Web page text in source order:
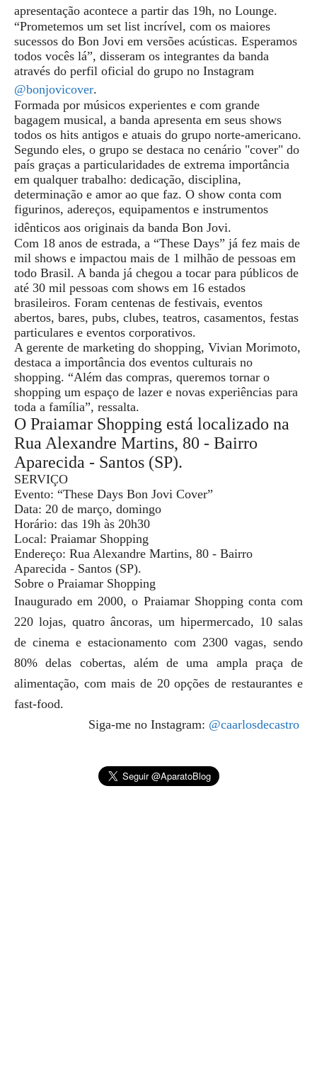
apresentação acontece a partir das 19h, no Lounge.
“Prometemos um set list incrível, com os maiores
sucessos do Bon Jovi em versões acústicas. Esperamos
todos vocês lá”, disseram os integrantes da banda
através do perfil oficial do grupo no Instagram
@bonjovicover.
Formada por músicos experientes e com grande
bagagem musical, a banda apresenta em seus shows
todos os hits antigos e atuais do grupo norte-americano.
Segundo eles, o grupo se destaca no cenário "cover" do
país graças a particularidades de extrema importância
em qualquer trabalho: dedicação, disciplina,
determinação e amor ao que faz. O show conta com
figurinos, adereços, equipamentos e instrumentos
idênticos aos originais da banda Bon Jovi.
Com 18 anos de estrada, a “These Days” já fez mais de
mil shows e impactou mais de 1 milhão de pessoas em
todo Brasil. A banda já chegou a tocar para públicos de
até 30 mil pessoas com shows em 16 estados
brasileiros. Foram centenas de festivais, eventos
abertos, bares, pubs, clubes, teatros, casamentos, festas
particulares e eventos corporativos.
A gerente de marketing do shopping, Vivian Morimoto,
destaca a importância dos eventos culturais no
shopping. “Além das compras, queremos tornar o
shopping um espaço de lazer e novas experiências para
toda a família”, ressalta.
O Praiamar Shopping está localizado na
Rua Alexandre Martins, 80 - Bairro
Aparecida - Santos (SP).
SERVIÇO
Evento: “These Days Bon Jovi Cover”
Data: 20 de março, domingo
Horário: das 19h às 20h30
Local: Praiamar Shopping
Endereço: Rua Alexandre Martins, 80 - Bairro
Aparecida - Santos (SP).
Sobre o Praiamar Shopping
Inaugurado em 2000, o Praiamar Shopping conta com
220 lojas, quatro âncoras, um hipermercado, 10 salas
de cinema e estacionamento com 2300 vagas, sendo
80% delas cobertas, além de uma ampla praça de
alimentação, com mais de 20 opções de restaurantes e
fast-food.
Siga-me no Instagram: @caarlosdecastro